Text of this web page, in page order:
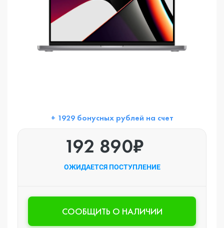
+ 1929 бонусных рублей на счет
192 890₽
ОЖИДАЕТСЯ ПОСТУПЛЕНИЕ
CООБЩИТЬ О НАЛИЧИИ